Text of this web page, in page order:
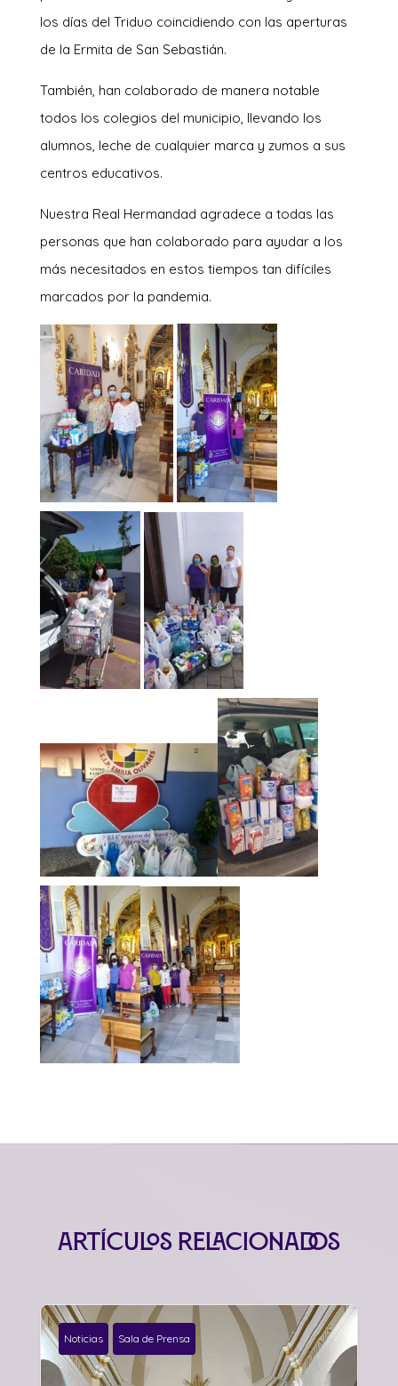
los días del Triduo coincidiendo con las aperturas
de la Ermita de San Sebastián.
También, han colaborado de manera notable
todos los colegios del municipio, llevando los
alumnos, leche de cualquier marca y zumos a sus
centros educativos.
Nuestra Real Hermandad agradece a todas las
personas que han colaborado para ayudar a los
más necesitados en estos tiempos tan difíciles
marcados por la pandemia.
Artículos relacionados
Noticias Sala de Prensa